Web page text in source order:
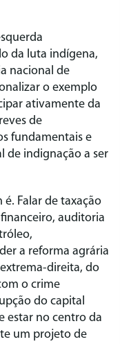
da luta indígena,
nacional de
o exemplo
ativamente da
de
fundamentais e
de indignação a ser
Falar de taxação
auditoria
a reforma agrária
direita, do
o crime
do capital
estar no centro da
um projeto de